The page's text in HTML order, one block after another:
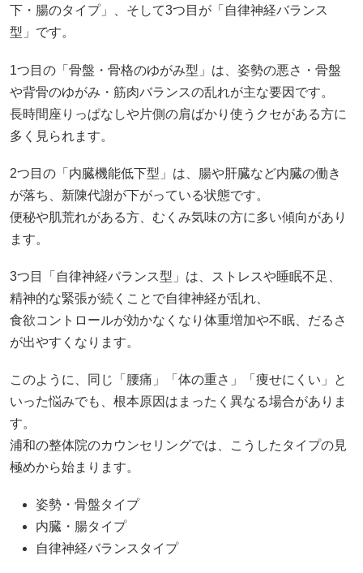
下・腸のタイプ」、そして3つ目が「自律神経バランス
型」です。
1つ目の「骨盤・骨格のゆがみ型」は、姿勢の悪さ・骨盤
や背骨のゆがみ・筋肉バランスの乱れが主な要因です。
長時間座りっぱなしや片側の肩ばかり使うクセがある方に
多く見られます。
2つ目の「内臓機能低下型」は、腸や肝臓など内臓の働き
が落ち、新陳代謝が下がっている状態です。
便秘や肌荒れがある方、むくみ気味の方に多い傾向があり
ます。
3つ目「自律神経バランス型」は、ストレスや睡眠不足、
精神的な緊張が続くことで自律神経が乱れ、
食欲コントロールが効かなくなり体重増加や不眠、だるさ
が出やすくなります。
このように、同じ「腰痛」「体の重さ」「痩せにくい」と
いった悩みでも、根本原因はまったく異なる場合がありま
す。
浦和の整体院のカウンセリングでは、こうしたタイプの見
極めから始まります。
姿勢・骨盤タイプ
内臓・腸タイプ
自律神経バランスタイプ